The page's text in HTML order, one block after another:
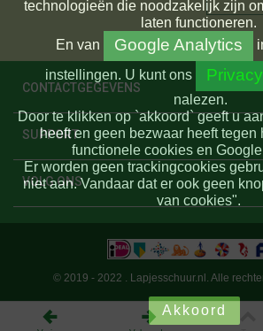
CONTACTGEGEVENS
SUPPORT
VOLG ONS
technologieën die noodzakelijk zijn
laten functioneren.
En van Google Analytics
instellingen. U kunt ons
nalezen.
Door te klikken op `akkoord` geeft u
heeft en geen bezwaar heeft tegen
functionele cookies en
Er worden geen trackingcookies
niet aan. Vandaar dat er ook geen
van cookies".
Akkoord
© 2019 - 2022 . Lapjesschuur.nl. Alle